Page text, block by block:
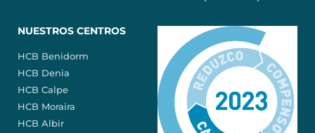
NUESTROS CENTROS
HCB Benidorm
HCB Denia
HCB Calpe
HCB Moraira
HCB Albir